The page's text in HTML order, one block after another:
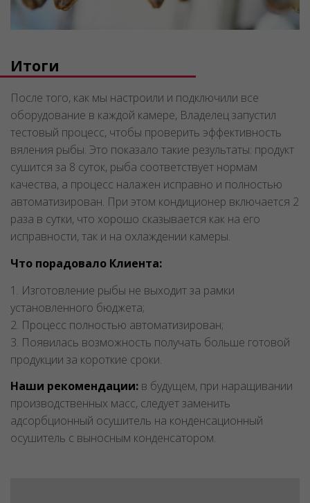
Итоги
После того, как мы настроили и подключили все
оборудование в каждой камере, Владелец запустил
тестовый процесс, чтобы проверить эффективность
вяления рыбы. Это показало такие результаты: продукт
сушится за 8 суток, рыба соответствует нормам
качества, а процесс налажен исправно и полностью
автоматизирован. При этом кондиционер включается 2
раза в сутки, что хорошо сказывается как на его
исправности, так и на охлаждении камеры.
Что порадовало Клиента:
1. Изготовление рыбы не выходит за рамки
установленного бюджета;
2. Процесс полностью автоматизирован;
3. Появилась возможность получать больше готовой
продукции за короткие сроки.
Наши рекомендации: в будущем, при наращивании
производственных масс, следует заменить
адсорбционный осушитель на конденсационный
осушитель с выносным конденсатором.